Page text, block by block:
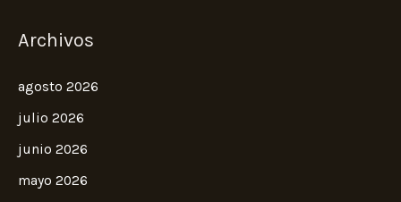
Archivos
agosto 2026
julio 2026
junio 2026
mayo 2026